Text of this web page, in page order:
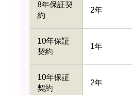
8年保証契
約
2年
10年保証
契約
1年
10年保証
契約
2年